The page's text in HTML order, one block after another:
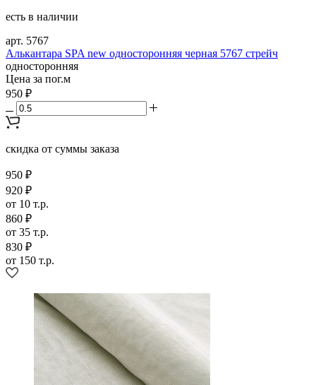
есть в наличии
арт. 5767
Алькантара SPA new односторонняя черная 5767 стрейч
односторонняя
Цена за пог.м
950 ₽
скидка от суммы заказа
950 ₽
920 ₽
от 10 т.р.
860 ₽
от 35 т.р.
830 ₽
от 150 т.р.